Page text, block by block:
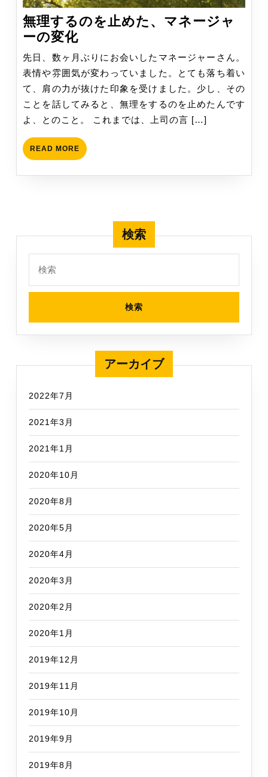
無理するのを止めた、マネージャ
ーの変化無
理
す
る
の
め
た、
マ
ャ
ー
変
先日、数ヶ月ぶりにお会いしたマネージャーさん。
表情や雰囲気が変わっていました。とても落ち着い
て、肩の力が抜けた印象を受けました。少し、その
ことを話してみると、無理をするのを止めたんです
よ、とのこと。 これまでは、上司の言 […]
READ MORE READ
MORE
検索
索:
アーカイブ
2022年7月
2021年3月
2021年1月
2020年10月
2020年8月
2020年5月
2020年4月
2020年3月
2020年2月
2020年1月
2019年12月
2019年11月
2019年10月
2019年9月
2019年8月